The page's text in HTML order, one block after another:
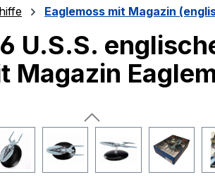
Eaglemoss mit Magazin
U.S.S.
Magazin